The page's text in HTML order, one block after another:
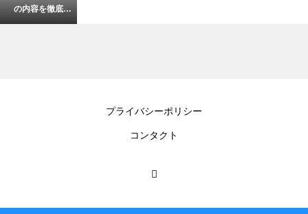
の内容を徹底解
説！悪態をつき
プライバシーポリシー
コンタクト